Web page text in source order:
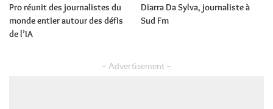
Pro réunit des journalistes du
monde entier autour des défis
de l’IA
Diarra Da Sylva, journaliste à
Sud Fm
– Advertisement –